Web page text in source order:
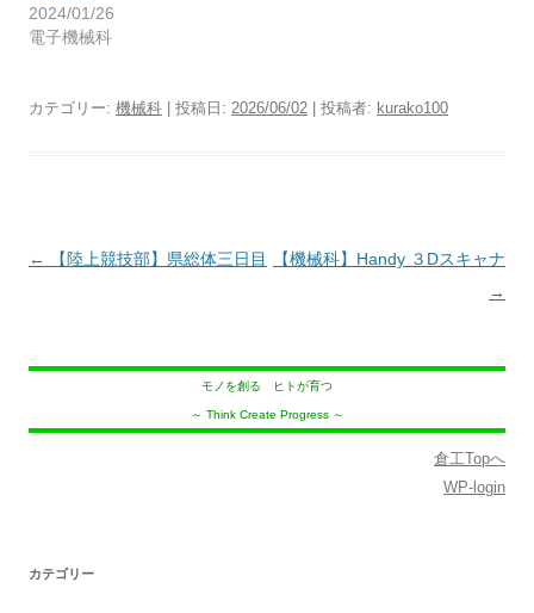
2024/01/26
電子機械科
カテゴリー: 機械科 | 投稿日: 2026/06/02 投稿者: kurako100
投
ー
← 【陸上競技部】県総体三日目
【機械科】Handy ３Dスキャナ
→
モノを創る ヒトが育つ
～ Think Create Progress ～
倉工Topへ
WP-login
カテゴリー